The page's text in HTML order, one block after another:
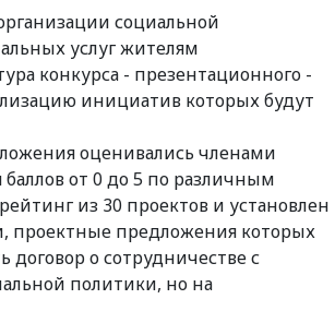
социальной
услуг жителям
конкурса - презентационного -
инициатив которых будут
оценивались членами
от 0 до 5 по различным
из 30 проектов и установлен
проектные предложения которых
о сотрудничестве с
политики, но на